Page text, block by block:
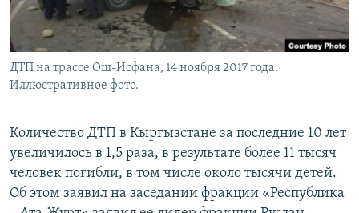
ДТП на трассе Ош-Исфана, 14 ноября 2017 года.
Иллюстративное фото.
Количество ДТП в Кыргызстане за последние 10 лет
увеличилось в 1,5 раза, в результате более 11 тысяч
человек погибли, в том числе около тысячи детей.
Об этом заявил на заседании фракции «Республика